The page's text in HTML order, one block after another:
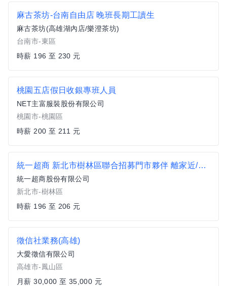
麻古茶坊-台南自由店 晚班長期工讀生
麻古茶坊(高雄湖內店/樂澄茶坊)
台南市-東區
時薪 196 至 230 元
桃園五店假日收銀專班人員
NET主富服裝股份有限公司
桃園市-桃園區
時薪 200 至 211 元
統一超商 新北市樹林區聯合招募門市夥伴 離家近/工時彈性 (歡迎銀髮族、二度就業加入)
統一超商股份有限公司
新北市-樹林區
時薪 196 至 206 元
徵信社業務(高雄)
大愛徵信有限公司
高雄市-鳳山區
月薪 30,000 至 35,000 元